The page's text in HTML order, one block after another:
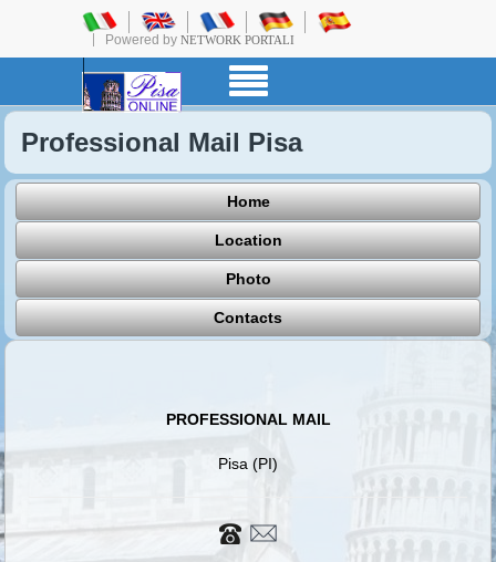
Powered by NETWORK PORTALI
Professional Mail Pisa
Home
Location
Photo
Contacts
PROFESSIONAL MAIL
Pisa (PI)